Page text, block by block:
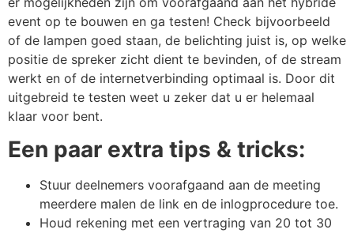
event op te bouwen en ga testen! Check bijvoorbeeld
of de lampen goed staan, de belichting juist is, op welke
positie de spreker zicht dient te bevinden, of de stream
werkt en of de internetverbinding optimaal is. Door dit
uitgebreid te testen weet u zeker dat u er helemaal
klaar voor bent.
Een paar extra tips & tricks:
Stuur deelnemers voorafgaand aan de meeting
meerdere malen de link en de inlogprocedure toe.
Houd rekening met een vertraging van 20 tot 30